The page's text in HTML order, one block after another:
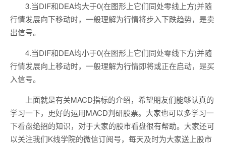
3.当DIF和DEA均大于0(在图形上它们同处零线上方)并随
行情发展向下移动时，一般理解为行情将步入下跌趋势，是卖
出信号。
4.当DIF和DEA均小于0(在图形上它们同处零线下方)并随
行情发展向上移动时，一般理解为行情即将或正在启动，是买
入信号。
上面就是有关MACD指标的介绍，希望朋友们能够认真的
学习一下，更好的运用MACD判研股票。大家也可以多学习一
下看盘绝招的知识，对于大家的股市看盘很有帮助。大家还可
以关注我们K线学院的微信订阅号，每天及时为大家送上股市